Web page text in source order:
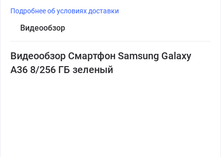
Подробнее об условиях доставки
Видеообзор
Видеообзор Смартфон Samsung Galaxy
A36 8/256 ГБ зеленый